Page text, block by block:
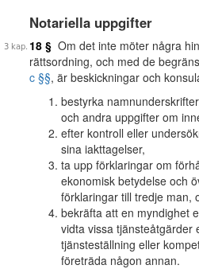
Notariella uppgifter
18 § Om det inte möter några
rättsordning, och med de
c §§, är beskickningar och
bestyrka
och andra uppgifter om
efter kontroll eller
sina iakttagelser,
ta upp förklaringar om
ekonomisk betydelse och
förklaringar till tredje man,
bekräfta att en myndighet
vidta vissa tjänsteåtgärder
tjänsteställning eller
företräda någon annan.